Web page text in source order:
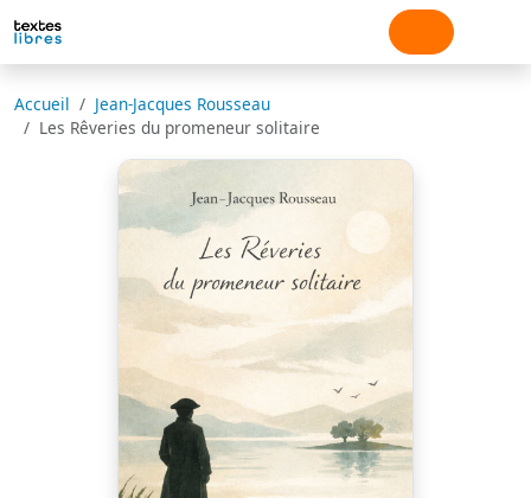
Accueil
Jean-Jacques Rousseau
Les Rêveries du promeneur solitaire